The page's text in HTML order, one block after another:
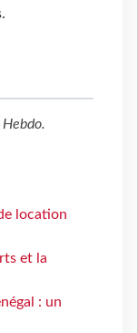
Hebdo.
location
et la
: un